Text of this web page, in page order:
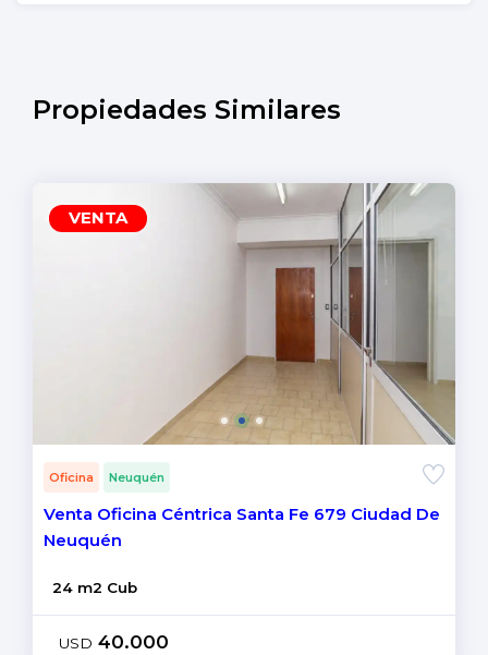
Propiedades Similares
VENTA
Oficina Neuquén
Venta Oficina Céntrica Santa Fe 679 Ciudad De
Neuquén
24 m2 Cub
USD 40.000